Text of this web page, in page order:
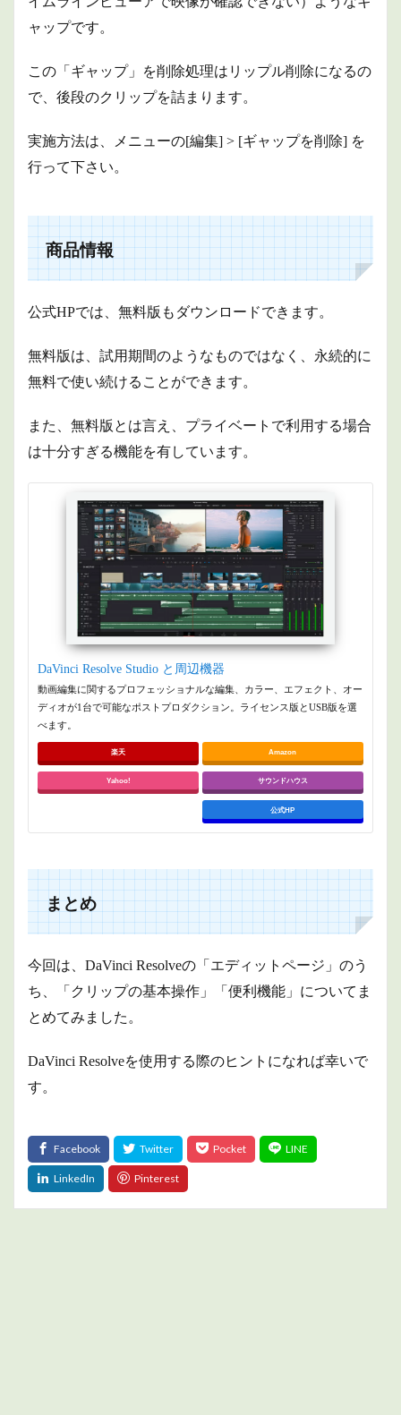
ャップです。
この「ギャップ」を削除処理はリップル削除になるの
で、後段のクリップを詰まります。
実施方法は、メニューの[編集] > [ギャップを削除] を
行って下さい。
商品情報
公式HPでは、無料版もダウンロードできます。
無料版は、試用期間のようなものではなく、永続的に
無料で使い続けることができます。
また、 無料版とは言え、プライベートで利用する場合
は十分すぎる機能を有しています。
DaVinci Resolve Studio と周辺機器
動画編集に関するプロフェッショナルな編集、カラー、エフェクト、オー
ディオが1台で可能なポストプロダクション。ライセンス版とUSB版を選
べます。
楽天 Amazon
Yahoo! サウンドハウス
公式HP
まとめ
今回は、DaVinci Resolveの「エディットページ」のう
ち、「クリップの基本操作」「便利機能」についてま
とめてみました。
DaVinci Resolveを使用する際のヒントになれば幸いで
す。